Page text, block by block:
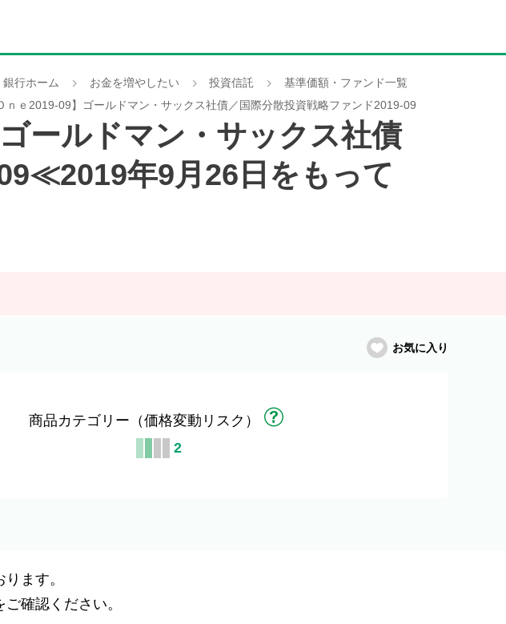
銀行ホーム お金を増やしたい 投資信託
基準価額・ファンド一覧
ｎｅ2019-09】ゴールドマン・サックス社債／国際分散投資戦略ファンド2019-09
ールドマン・サックス社債
年9月26日をもって
お気に入り
商品カテゴリー （価格変動リスク）
2
ます。
確認ください。